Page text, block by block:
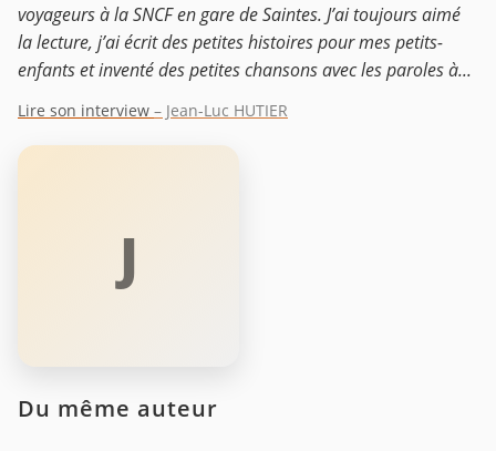
voyageurs à la SNCF en gare de Saintes. J’ai toujours aimé
la lecture, j’ai écrit des petites histoires pour mes petits-
enfants et inventé des petites chansons avec les paroles à...
Lire son interview – Jean-Luc HUTIER
J
Du même auteur